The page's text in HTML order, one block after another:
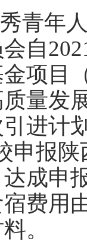
青年
自
项目
量发
进计
申报
成申
费用
。